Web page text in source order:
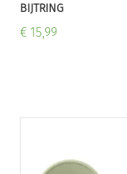
BIJTRING
€ 15,99